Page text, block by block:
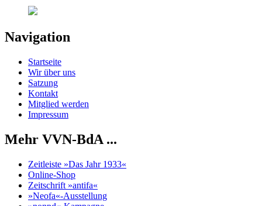
Navigation
Startseite
Wir über uns
Satzung
Kontakt
Mitglied werden
Impressum
Mehr VVN-BdA ...
Zeitleiste »Das Jahr 1933«
Online-Shop
Zeitschrift »antifa«
»Neofa«-Ausstellung